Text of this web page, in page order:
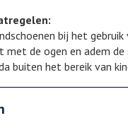
bij het
met de ogen en adem
buiten het bereik van